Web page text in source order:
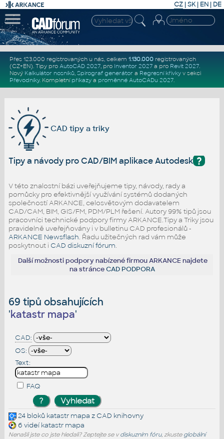
CZ | SK| EN | DE
Přes 123.000 registrovaných u nás, celkem 1.130.000registrovaných
(CZ+EN). Tipy pro AutoCAD 2027, pro Inventor 2027a pro Revit 2027.
Nový Kalkulátor nosníků, Spirograf generátor a Regresní křivkyv sekci
Převodníky. Kompletní příkazya proměnné AutoCADu 2027.
CAD tipy a triky
?
Tipy a návody pro CAD/BIM aplikace Autodesk
V této znalostní bázi uveřejňujeme tipy, návody, rady a
pomůcky pro efektivnější využívání systémů dodaných
společností ARKANCE, celosvětovým dodavatelem
CAD/CAM, BIM, GIS/FM, PDM/PLM řešení. Autory 99% tipů jsou
pracovníci technické podpory firmy ARKANCE.Tipy a Triky jsou
pravidelně uveřejňovány i v bulletinu CAD profesionálů -
ARKANCE Newsflash. Řadu užitečných rad vám může
poskytnout i CAD diskuzní fórum.
Další možnosti podpory nabízené firmou ARKANCE najdete
na stránceCAD PODPORA
69 tipů obsahujících
'katastr mapa'
CAD:
OS:
Text:
FAQ
24 bloků katastr mapa z CAD knihovny
6 videíkatastr mapa
Nenašli jste co jste hledali? Zeptejte se v diskuzním fóru, zkuste globální